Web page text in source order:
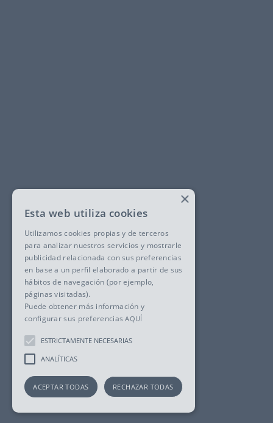
×
Esta web utiliza cookies
Utilizamos cookies propias y de terceros
para analizar nuestros servicios y mostrarle
publicidad relacionada con sus preferencias
en base a un perfil elaborado a partir de sus
hábitos de navegación (por ejemplo,
páginas visitadas).
Puede obtener más información y
configurar sus preferenciasAQUÍ
ESTRICTAMENTE NECESARIAS
ANALÍTICAS
ACEPTAR TODAS RECHAZAR TODAS